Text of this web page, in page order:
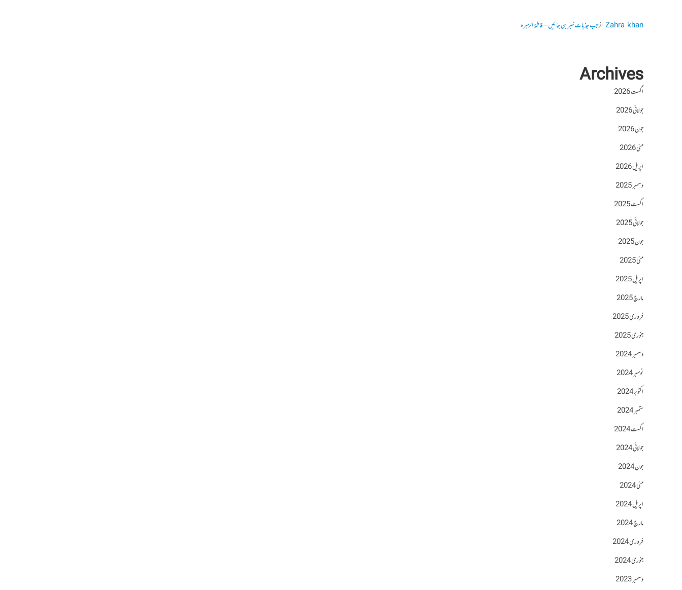
Zahra khanازجب جذبات خبر بن جائیں – فاطمۃالزہرہ
Archives
اگست 2026
جولائی 2026
جون 2026
مئی 2026
اپریل 2026
دسمبر 2025
اگست 2025
جولائی 2025
جون 2025
مئی 2025
اپریل 2025
مارچ 2025
فروری 2025
جنوری 2025
دسمبر 2024
نومبر 2024
اکتوبر 2024
ستمبر 2024
اگست 2024
جولائی 2024
جون 2024
مئی 2024
اپریل 2024
مارچ 2024
فروری 2024
جنوری 2024
دسمبر 2023